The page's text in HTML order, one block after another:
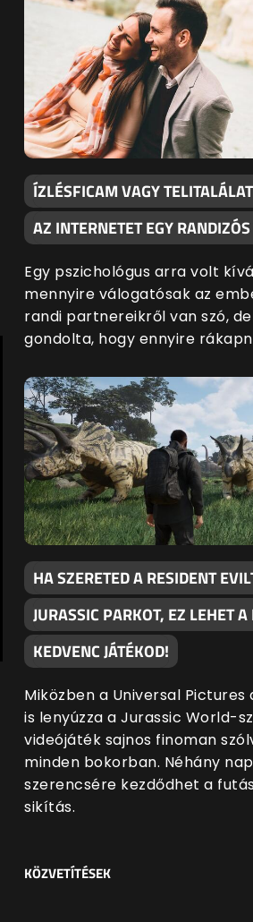
ÍZLÉSFICAM VAGY
AZ INTERNETET EGY
Egy pszichológus arra volt
mennyire válogatósak az
randi partnereikről van szó,
gondolta, hogy ennyire
HA SZERETED A RESIDENT
JURASSIC PARKOT, EZ LEHET
KEDVENC JÁTÉKOD!
Miközben a Universal
is lenyúzza a Jurassic World-
videójáték sajnos finoman
minden bokorban. Néhány
szerencsére kezdődhet a
sikítás.
KÖZVETÍTÉSEK